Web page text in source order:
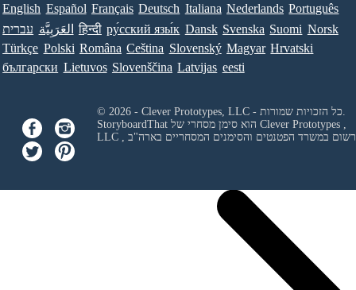
English Español Français Deutsch Italiana Nederlands Português
עברית العَرَبِيَّة हिन्दी ру́сский язы́к Dansk Svenska Suomi Norsk
Türkçe Polski Româna Ceština Slovenský Magyar Hrvatski
български Lietuvos Slovenščina Latvijas eesti
© 2026 - Clever Prototypes, LLC - כל הזכויות שמורות.
Clever Prototypes ,
LLC
ורשום במשרד הפטנטים והסימנים המסחריים בארה"ב